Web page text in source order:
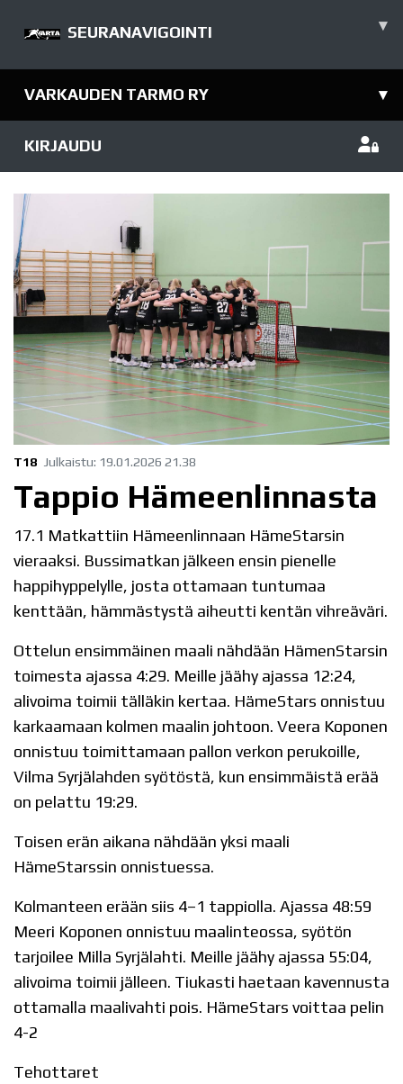
SEURANAVIGOINTI ▾
VARKAUDEN TARMO RY ▾
KIRJAUDU
T18 Julkaistu: 19.01.2026 21.38
Tappio Hämeenlinnasta
17.1 Matkattiin Hämeenlinnaan HämeStarsin
vieraaksi. Bussimatkan jälkeen ensin pienelle
happihyppelylle, josta ottamaan tuntumaa
kenttään, hämmästystä aiheutti kentän vihreäväri.
Ottelun ensimmäinen maali nähdään HämenStarsin
toimesta ajassa 4:29. Meille jäähy ajassa 12:24,
alivoima toimii tälläkin kertaa. HämeStars onnistuu
karkaamaan kolmen maalin johtoon. Veera Koponen
onnistuu toimittamaan pallon verkon perukoille,
Vilma Syrjälahden syötöstä, kun ensimmäistä erää
on pelattu 19:29.
Toisen erän aikana nähdään yksi maali
HämeStarssin onnistuessa.
Kolmanteen erään siis 4–1 tappiolla. Ajassa 48:59
Meeri Koponen onnistuu maalinteossa, syötön
tarjoilee Milla Syrjälahti. Meille jäähy ajassa 55:04,
alivoima toimii jälleen. Tiukasti haetaan kavennusta
ottamalla maalivahti pois. HämeStars voittaa pelin
4-2
Tehottaret